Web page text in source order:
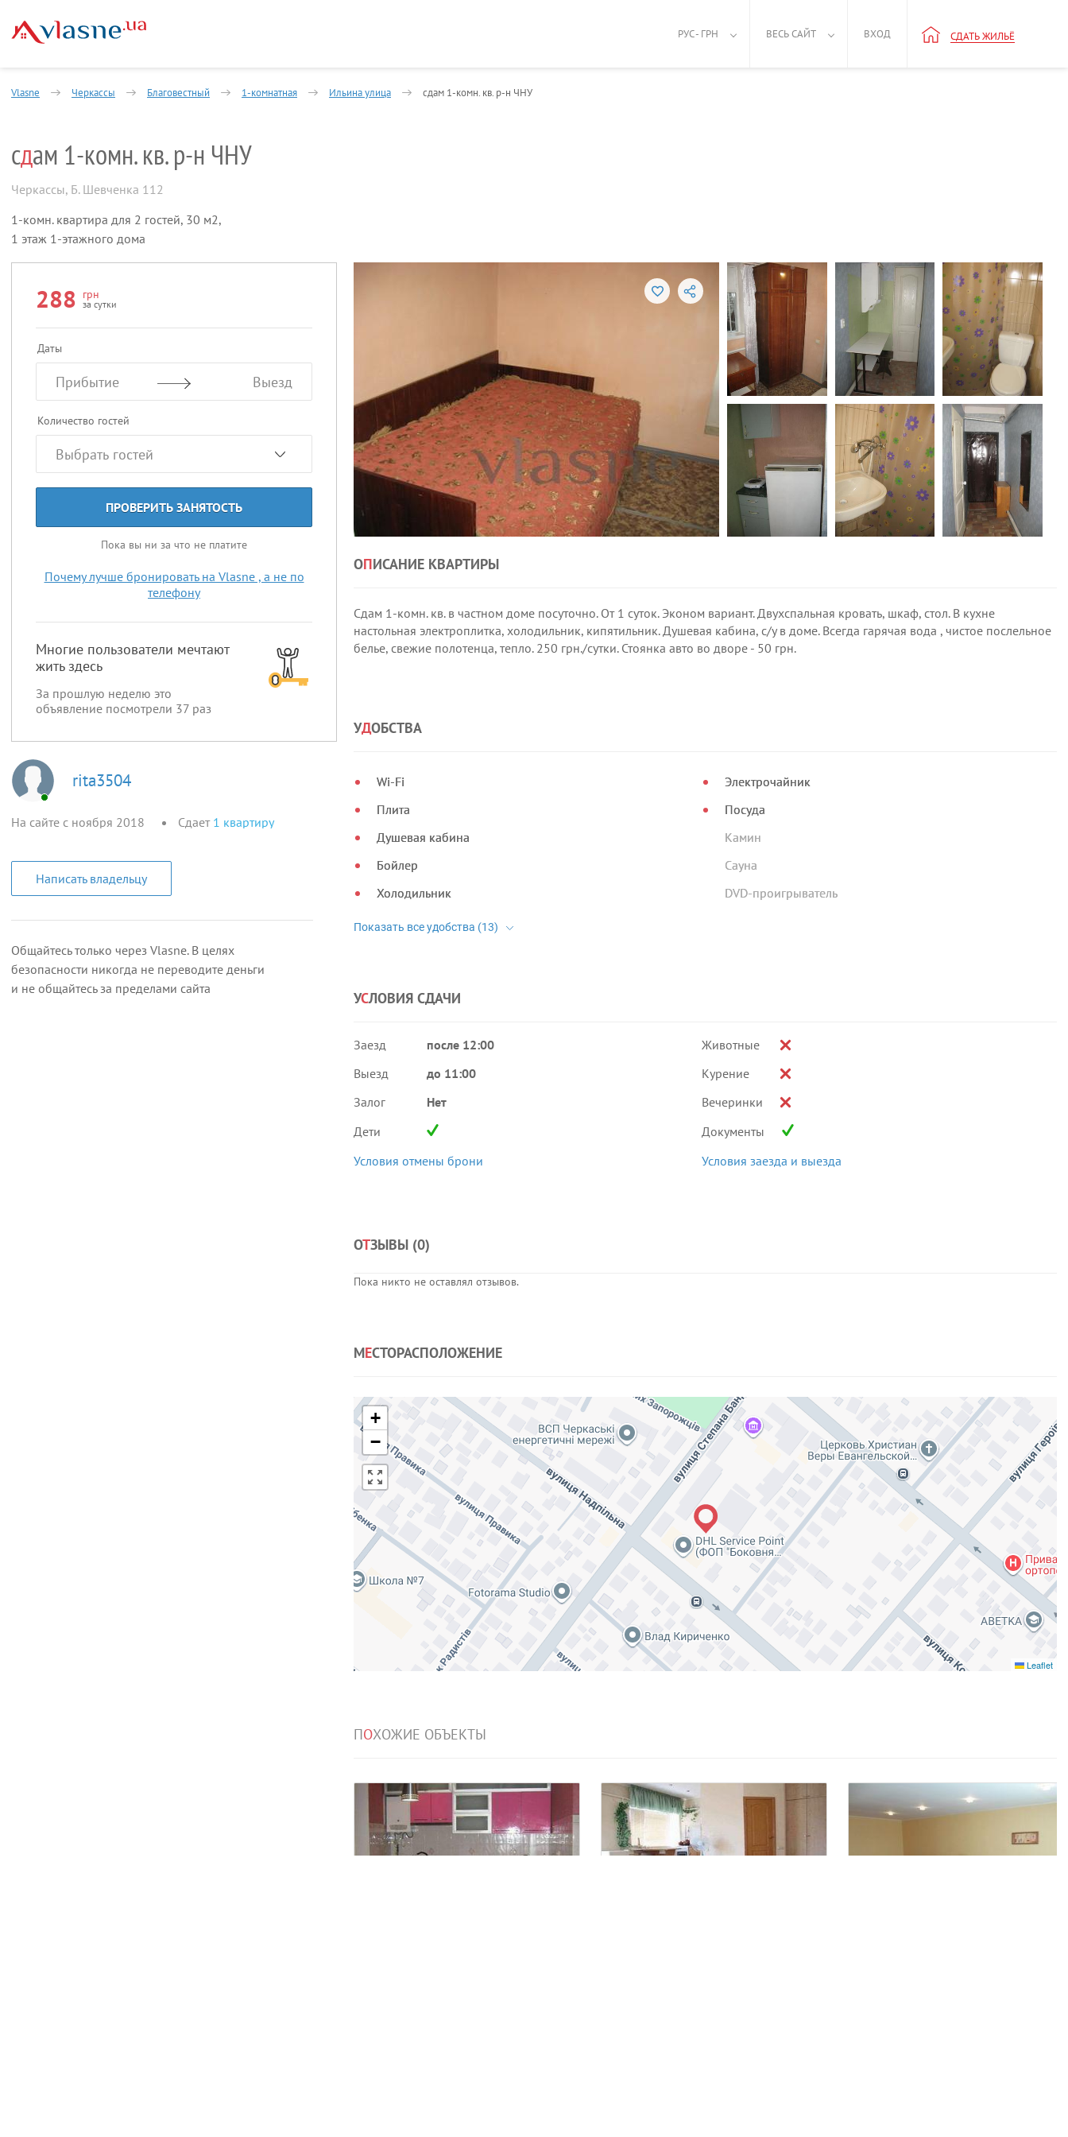
РУС - ГРН ВЕСЬ САЙТ ВХОД СДАТЬ ЖИЛЬЁ
Vlasne Черкассы Благовестный 1-комнатная Ильина улица сдам 1-комн. кв. р-н ЧНУ
сдам 1-комн. кв. р-н ЧНУ
Черкассы, Б. Шевченка 112
1-комн. квартира для 2 гостей, 30 м2,
1 этаж 1-этажного дома
288 грн
за сутки
Даты
Прибытие Выезд
Количество гостей
ПРОВЕРИТЬ ЗАНЯТОСТЬ
Пока вы ни за что не платите
Почему лучше бронировать на Vlasne , а не по
телефону
Многие пользователи мечтают
жить здесь
За прошлую неделю это
объявление посмотрели 37 раз
rita3504
На сайте с ноября 2018 Сдает 1 квартиру
Написать владельцу
Общайтесь только через Vlasne. В целях
безопасности никогда не переводите деньги
и не общайтесь за пределами сайта
ОПИСАНИЕ КВАРТИРЫ
Сдам 1-комн. кв. в частном доме посуточно. От 1 суток. Эконом вариант. Двухспальная кровать, шкаф, стол. В кухне
настольная электроплитка, холодильник, кипятильник. Душевая кабина, с/у в доме. Всегда гарячая вода , чистое послельное
белье, свежие полотенца, тепло. 250 грн./сутки. Стоянка авто во дворе - 50 грн.
УДОБСТВА
Wi-Fi
Плита
Душевая кабина
Бойлер
Холодильник
Электрочайник
Посуда
Камин
Сауна
DVD-проигрыватель
УСЛОВИЯ СДАЧИ
Заезд
после 12:00
Выезд
до 11:00
Залог
Нет
Дети
Условия отмены брони
Животные
Курение
Вечеринки
Документы
Условия заезда и выезда
ОТЗЫВЫ (0)
Пока никто не оставлял отзывов.
МЕСТОРАСПОЛОЖЕНИЕ
+
−
Leaflet
ПОХОЖИЕ ОБЪЕКТЫ